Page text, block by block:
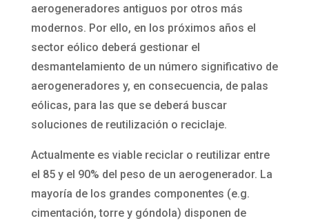
aerogeneradores antiguos por otros más
modernos. Por ello, en los próximos años el
sector eólico deberá gestionar el
desmantelamiento de un número significativo de
aerogeneradores y, en consecuencia, de palas
eólicas, para las que se deberá buscar
soluciones de reutilización o reciclaje.
Actualmente es viable reciclar o reutilizar entre
el 85 y el 90% del peso de un aerogenerador. La
mayoría de los grandes componentes (e.g.
cimentación, torre y góndola) disponen de